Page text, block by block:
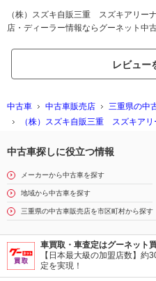
（株）スズキ自販三重 スズキアリー
店・ディーラー情報ならグーネット中
レビュー
中古車 中古車販売店 三重県の中
（株）スズキ自販三重 スズキア
中古車探しに役立つ情報
メーカーから中古車を探す
地域から中古車を探す
三重県の中古車販売店を市区町村から探す
車買取・車査定はグーネット
【日本最大級の加盟店数】約
定を実現！